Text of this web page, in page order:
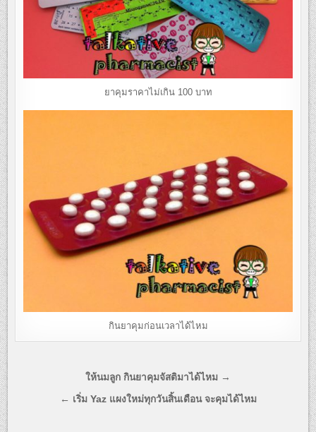
ยาคุมราคาไม่เกิน 100 บาท
กินยาคุมก่อนเวลาได้ไหม
แนะแนวให้นมลูก กินยาคุมจัสติมาได้ไหม →
← เริ่ม Yaz แผงใหม่ทุกวันสิ้นเดือน จะคุมได้ไหม